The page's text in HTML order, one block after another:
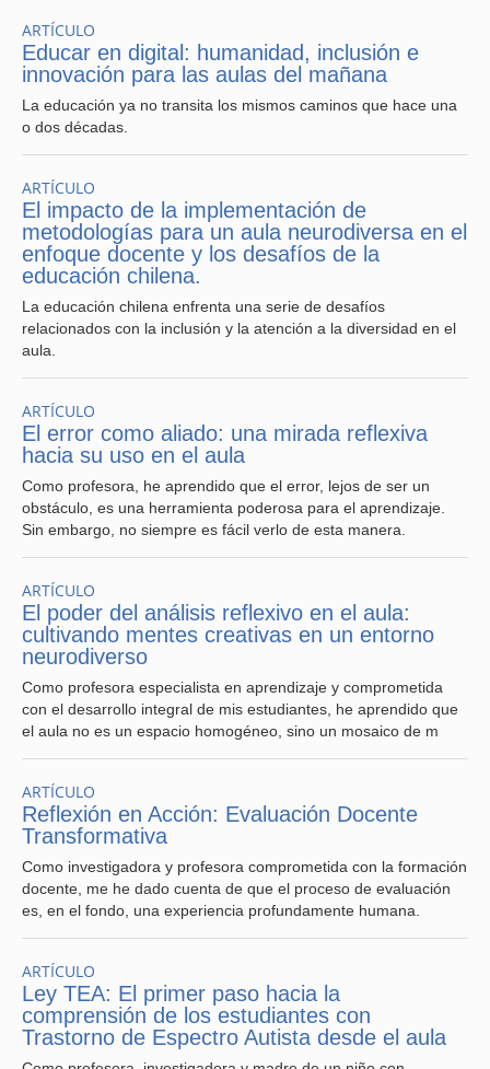
2.- Evita discutir con el estudiante que presenta una
actitud desafiante dentro del aula, ya que generarás una
igualdad de condiciones en una discusión en donde tú
eres el profesional preparado para enfrentar este tipo de
conflictos.
3.- El regaño como forma de disciplina o aumento de tono
en la voz dentro del aula, puede tener consecuencias
negativas en la forma en que los demás estudiantes te
perciban, ya que como estudiantes empatizarán siempre
con su par.
4.- Trata de evitar falsos elogios al estudiante, ya que
solo incentivarás una visión negativa por parte de los
demás estudiantes a su persona, esto, a causa de que
ellos como parte del grupo de aula, son conscientes del
trabajo de los demás pares, así como del reconocimiento
5.- Evite perder la calma cuando enfrentes una situación
de alto nivel de estrés a causa de un conflicto dentro del
aula, esto no te llevará al resultado que necesitas, el cuál
es volver al desarrollo de la clase.
a medida que se vaya normalizando dentro del grupo
curso. Es necesario recalcar las normas de la clase así
como el respeto constante a todos los presentes.
7.- Mantener un trabajo colaborativo constante con los
profesores jefes y de asignatura con los que compartas
nivel, generando un almacenamiento de datos de los
directo beneficio de sus interacciones en la práctica.
Para finalizar este artículo, es vital compartir mi
experiencia docente enfrentando barreras emocionales
con estudiantes dentro del aula a través del manejo de
grupo y trabajo colaborativo docente. El crear instancias
de trabajo con mis colegas profesores de distintas
contextos de aula, fue extremadamente enriquecedor
para poder lograr generar una visión macro sobre el
contexto donde surgen estas instancias, así como
también el conocer de forma específica a los estudiantes
que participan o son el origen de estas situaciones de
ARTÍCULO
Educar en digital: humanidad, inclusión e
innovación para las aulas del mañana
La educación ya no transita los mismos caminos que hace una
o dos décadas.
ARTÍCULO
El impacto de la implementación de
metodologías para un aula neurodiversa en el
enfoque docente y los desafíos de la
educación chilena.
La educación chilena enfrenta una serie de desafíos
relacionados con la inclusión y la atención a la diversidad en el
aula.
ARTÍCULO
El error como aliado: una mirada reflexiva
hacia su uso en el aula
Como profesora, he aprendido que el error, lejos de ser un
obstáculo, es una herramienta poderosa para el aprendizaje.
Sin embargo, no siempre es fácil verlo de esta manera.
ARTÍCULO
El poder del análisis reflexivo en el aula:
cultivando mentes creativas en un entorno
neurodiverso
Como profesora especialista en aprendizaje y comprometida
con el desarrollo integral de mis estudiantes, he aprendido que
el aula no es un espacio homogéneo, sino un mosaico de m
ARTÍCULO
Reflexión en Acción: Evaluación Docente
Transformativa
Como investigadora y profesora comprometida con la formación
docente, me he dado cuenta de que el proceso de evaluación
es, en el fondo, una experiencia profundamente humana.
ARTÍCULO
Ley TEA: El primer paso hacia la
comprensión de los estudiantes con
Trastorno de Espectro Autista desde el aula